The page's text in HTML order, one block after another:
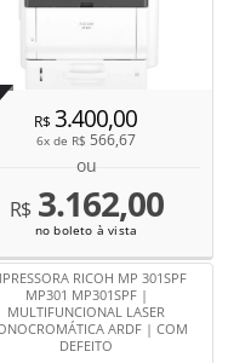
R$3.400,00
6x de R$ 566,67
ou
R$3.162,00
no boleto à vista
RICOH MP 301SPF
MP301 MP301SPF |
MULTIFUNCIONAL LASER
ARDF | COM
DEFEITO